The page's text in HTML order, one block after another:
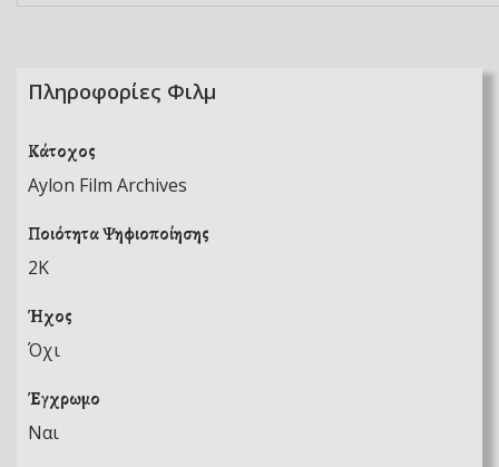
Πληροφορίες Φιλμ
Κάτοχος
Aylon Film Archives
Ποιότητα Ψηφιοποίησης
2K
Ήχος
Όχι
Έγχρωμο
Ναι